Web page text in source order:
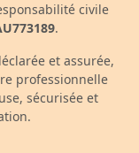
civile
.
et assurée,
professionnelle
sécurisée et